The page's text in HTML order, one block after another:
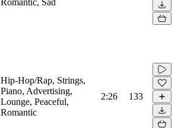
Hip-Hop/Rap, Strings,
Piano, Advertising,
Lounge, Peaceful,
Romantic
2:26 133